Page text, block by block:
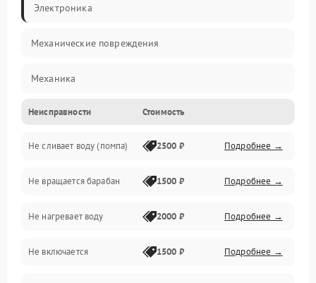
Электроника
Механические повреждения
Механика
Электропитание
Водоснабжение
Слив
Программное обеспечение
Неисправности Стоимость
Не сливает воду (помпа) 2500 ₽ Подробнее →
Не вращается барабан 1500 ₽ Подробнее →
Не нагревает воду 2000 ₽ Подробнее →
Не включается 1500 ₽ Подробнее →